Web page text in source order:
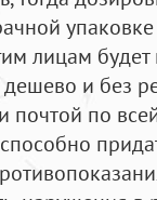
лицам
и без
по